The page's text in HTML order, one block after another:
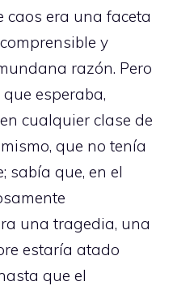
caos era una faceta
y
razón. Pero
esperaba,
cualquier clase de
que no tenía
sabía que, en el
una tragedia, una
estaría atado
que el